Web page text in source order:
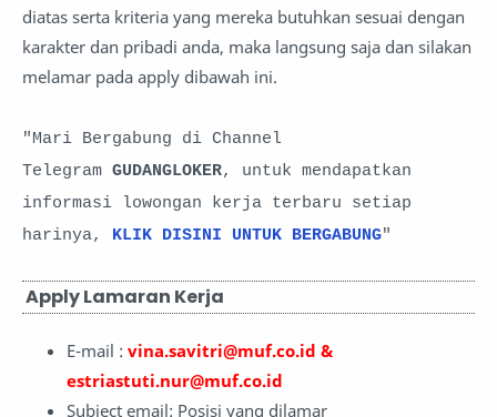
diatas serta kriteria yang mereka butuhkan sesuai dengan
karakter dan pribadi anda, maka langsung saja dan silakan
melamar pada apply dibawah ini.
"Mari Bergabung di Channel
Telegram GUDANGLOKER, untuk mendapatkan
informasi lowongan kerja terbaru setiap
harinya, KLIK DISINI UNTUK BERGABUNG"
Apply Lamaran Kerja
E-mail : vina.savitri@muf.co.id &
estriastuti.nur@muf.co.id
Subject email: Posisi yang dilamar